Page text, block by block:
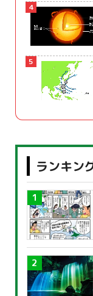
4
5
ランキン